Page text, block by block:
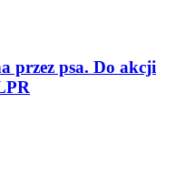
przez psa. Do akcji